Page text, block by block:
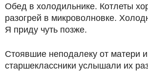
Обед в холодильнике. Котлеты
разогрей в микроволновке.
Я приду чуть позже.
Стоявшие неподалеку от матери
старшеклассники услышали их